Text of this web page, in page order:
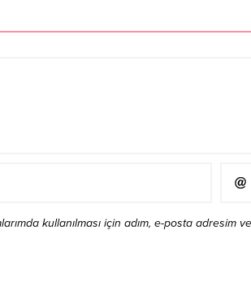
kullanılması için adım, e-posta adresim